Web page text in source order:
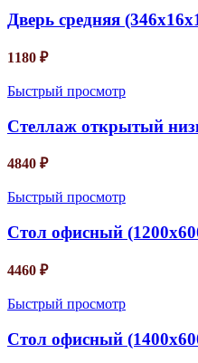
Дверь средняя
1180 ₽
Быстрый просмотр
Стеллаж открытый
4840 ₽
Быстрый просмотр
Стол офисный
4460 ₽
Быстрый просмотр
Стол офисный